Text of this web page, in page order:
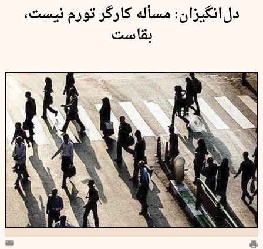
دل‌انگیزان: مسأله کارگر تورم نیست،
بقاست